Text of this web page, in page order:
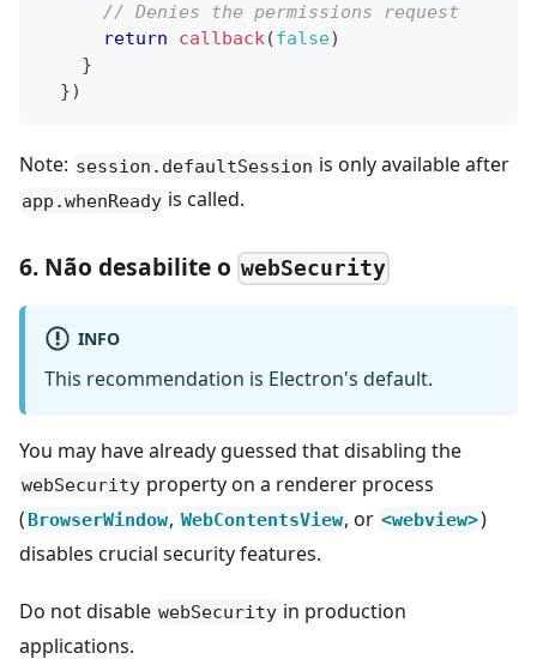
// Denies the permissions request
return
callback(false)
}
})
Note: session.defaultSession is only available after
app.whenReady is called.
6. Não desabilite o webSecurity
INFO
This recommendation is Electron's default.
You may have already guessed that disabling the
webSecurity property on a renderer process
( BrowserWindow, WebContentsView, or <webview>)
disables crucial security features.
Do not disable webSecurity in production
applications.